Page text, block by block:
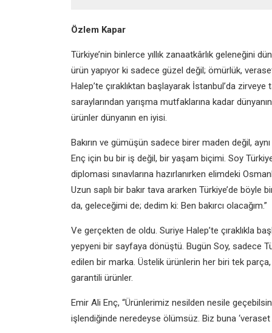
Özlem Kapar
Türkiye’nin binlerce yıllık zanaatkârlık geleneğini
ürün yapıyor ki sadece güzel değil; ömürlük,
Halep’te çıraklıktan başlayarak İstanbul’da
saraylarından yarışma mutfaklarına kadar
ürünler dünyanın en iyisi.
Bakırın ve gümüşün sadece birer maden değil,
Enç için bu bir iş değil, bir yaşam biçimi. Soy
diplomasi sınavlarına hazırlanırken elimdeki
Uzun saplı bir bakır tava ararken Türkiye’de böyle
da, geleceğimi de; dedim ki: Ben bakırcı olacağım.”
Ve gerçekten de oldu. Suriye Halep’te çıraklıkla
yepyeni bir sayfaya dönüştü. Bugün Soy, sadece
edilen bir marka. Üstelik ürünlerin her biri tek
garantili ürünler.
Emir Ali Enç, “Ürünlerimiz nesilden nesile
işlendiğinde neredeyse ölümsüz. Biz buna